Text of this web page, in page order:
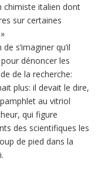
chimiste italien dont
sur certaines
s’imaginer qu’il
dénoncer les
de la recherche:
plus: il devait le dire,
au vitriol
qui figure
des scientifiques les
de pied dans la